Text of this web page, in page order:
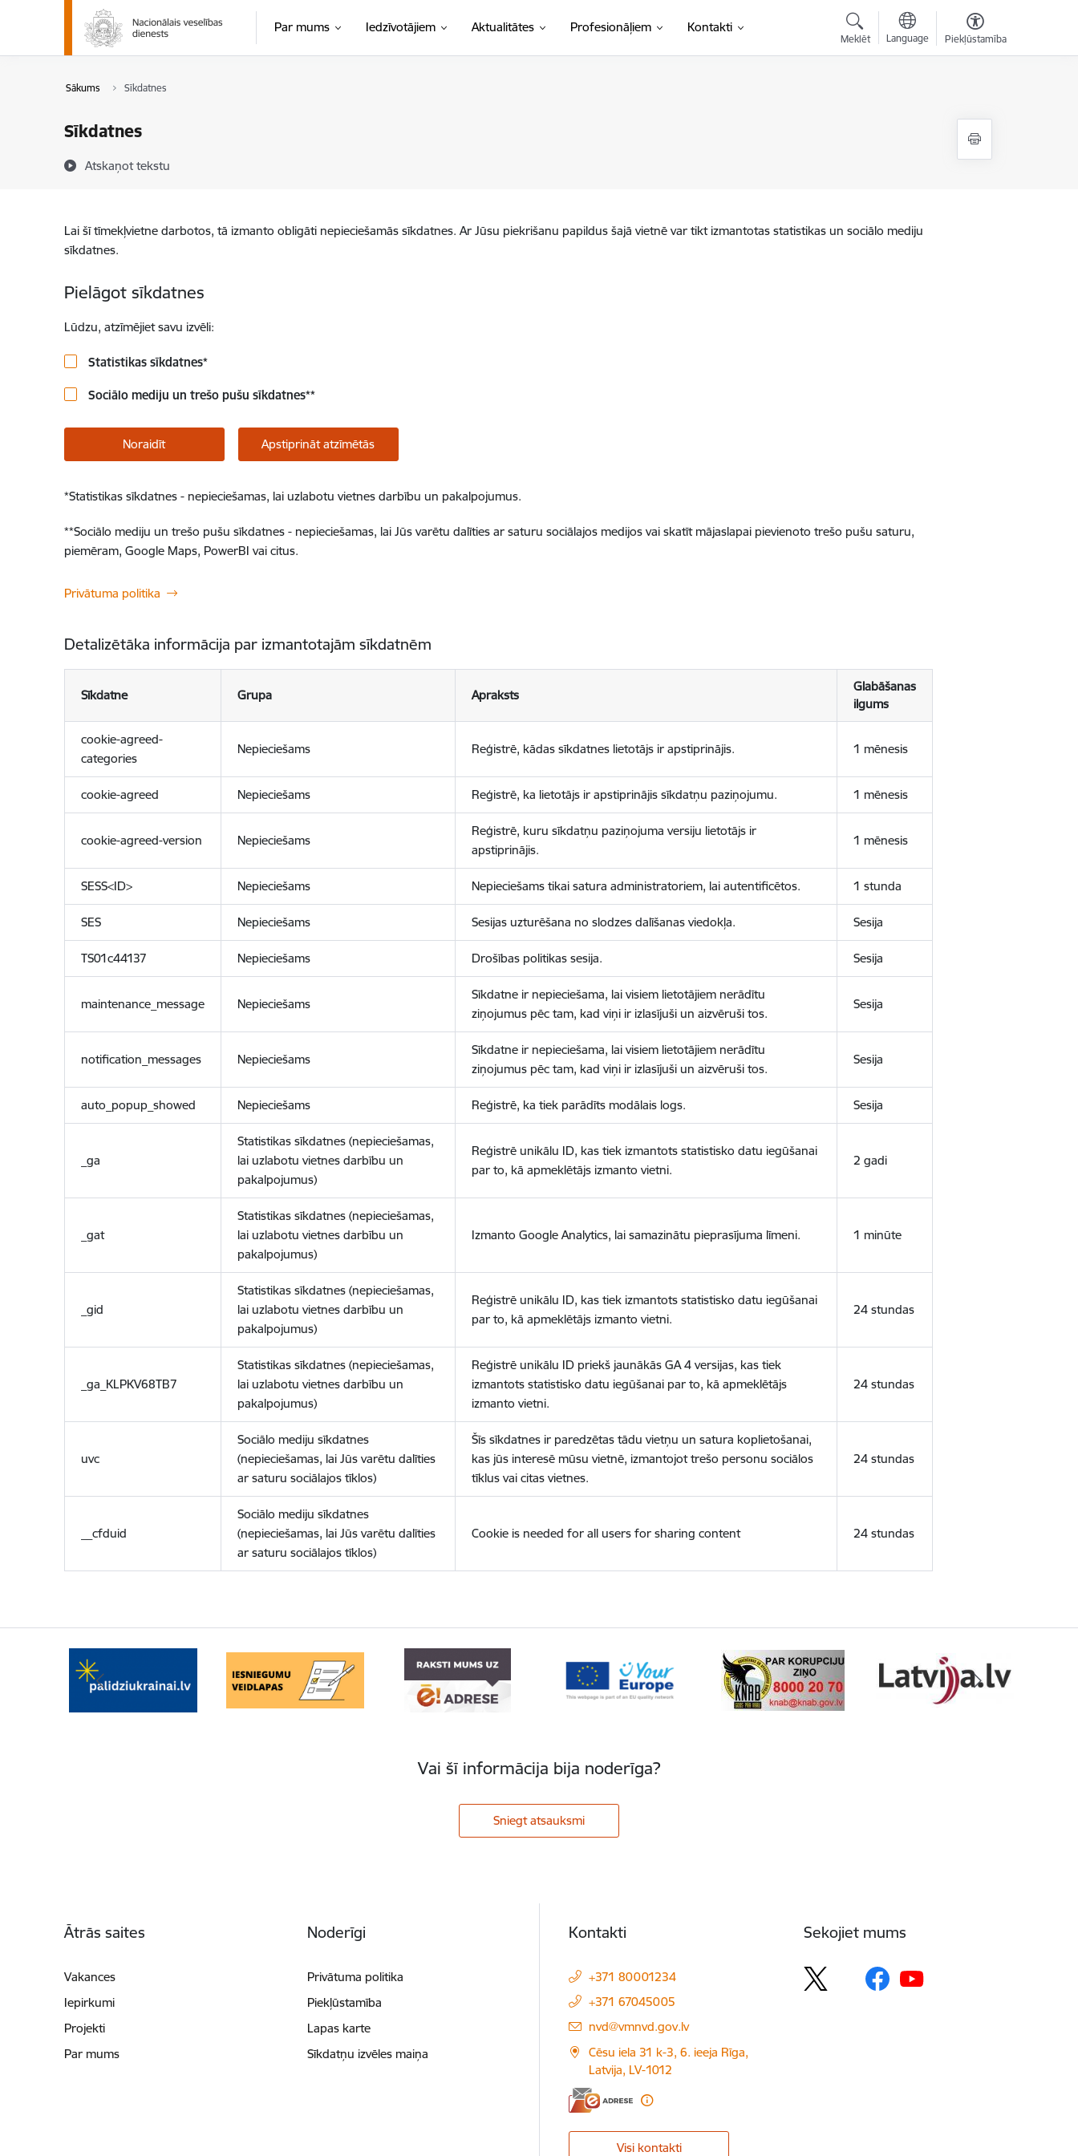
Pāriet uz lapas saturu
Par mums Iedzīvotājiem Aktualitātes Profesionāļiem Kontakti
Meklēt Language Piekļūstamība
Sākums Sīkdatnes
Sīkdatnes
Atskaņot tekstu
Lai šī tīmekļvietne darbotos, tā izmanto obligāti nepieciešamās sīkdatnes. Ar Jūsu piekrišanu papildus šajā vietnē var tikt izmantotas statistikas un sociālo mediju
sīkdatnes.
Pielāgot sīkdatnes
Lūdzu, atzīmējiet savu izvēli:
Statistikas sīkdatnes*
Sociālo mediju un trešo pušu sīkdatnes**
Noraidīt Apstiprināt atzīmētās
*Statistikas sīkdatnes - nepieciešamas, lai uzlabotu vietnes darbību un pakalpojumus.
**Sociālo mediju un trešo pušu sīkdatnes - nepieciešamas, lai Jūs varētu dalīties ar saturu sociālajos medijos vai skatīt mājaslapai pievienoto trešo pušu saturu,
piemēram, Google Maps, PowerBI vai citus.
Privātuma politika
Detalizētāka informācija par izmantotajām sīkdatnēm
Sīkdatne Grupa Apraksts
Glabāšanas
ilgums
cookie-agreed-
categories
Nepieciešams Reģistrē, kādas sīkdatnes lietotājs ir apstiprinājis. 1 mēnesis
cookie-agreed Nepieciešams Reģistrē, ka lietotājs ir apstiprinājis sīkdatņu paziņojumu. 1 mēnesis
cookie-agreed-version Nepieciešams
Reģistrē, kuru sīkdatņu paziņojuma versiju lietotājs ir
apstiprinājis.
1 mēnesis
SESS<ID> Nepieciešams Nepieciešams tikai satura administratoriem, lai autentificētos. 1 stunda
SES Nepieciešams Sesijas uzturēšana no slodzes dalīšanas viedokļa. Sesija
TS01c44137 Nepieciešams Drošības politikas sesija. Sesija
maintenance_message Nepieciešams
Sīkdatne ir nepieciešama, lai visiem lietotājiem nerādītu
ziņojumus pēc tam, kad viņi ir izlasījuši un aizvēruši tos.
Sesija
notification_messages Nepieciešams
Sīkdatne ir nepieciešama, lai visiem lietotājiem nerādītu
ziņojumus pēc tam, kad viņi ir izlasījuši un aizvēruši tos.
Sesija
auto_popup_showed Nepieciešams Reģistrē, ka tiek parādīts modālais logs. Sesija
_ga
Statistikas sīkdatnes (nepieciešamas,
lai uzlabotu vietnes darbību un
pakalpojumus)
Reģistrē unikālu ID, kas tiek izmantots statistisko datu iegūšanai
par to, kā apmeklētājs izmanto vietni.
2 gadi
_gat
Statistikas sīkdatnes (nepieciešamas,
lai uzlabotu vietnes darbību un
pakalpojumus)
Izmanto Google Analytics, lai samazinātu pieprasījuma līmeni. 1 minūte
_gid
Statistikas sīkdatnes (nepieciešamas,
lai uzlabotu vietnes darbību un
pakalpojumus)
Reģistrē unikālu ID, kas tiek izmantots statistisko datu iegūšanai
par to, kā apmeklētājs izmanto vietni.
24 stundas
_ga_KLPKV68TB7
Statistikas sīkdatnes (nepieciešamas,
lai uzlabotu vietnes darbību un
pakalpojumus)
Reģistrē unikālu ID priekš jaunākās GA 4 versijas, kas tiek
izmantots statistisko datu iegūšanai par to, kā apmeklētājs
izmanto vietni.
24 stundas
uvc
Sociālo mediju sīkdatnes
(nepieciešamas, lai Jūs varētu dalīties
ar saturu sociālajos tīklos)
Šīs sīkdatnes ir paredzētas tādu vietņu un satura koplietošanai,
kas jūs interesē mūsu vietnē, izmantojot trešo personu sociālos
tīklus vai citas vietnes.
24 stundas
__cfduid
Sociālo mediju sīkdatnes
(nepieciešamas, lai Jūs varētu dalīties
ar saturu sociālajos tīklos)
Cookie is needed for all users for sharing content 24 stundas
Vai šī informācija bija noderīga?
Sniegt atsauksmi
Ātrās saites
Vakances
Iepirkumi
Projekti
Par mums
Noderīgi
Privātuma politika
Piekļūstamība
Lapas karte
Sīkdatņu izvēles maiņa
Kontakti
+371 80001234
+371 67045005
E-pasts:
nvd@vmnvd.gov.lv
Cēsu iela 31 k-3, 6. ieeja Rīga,
Latvija, LV-1012
Visi kontakti
Sekojiet mums